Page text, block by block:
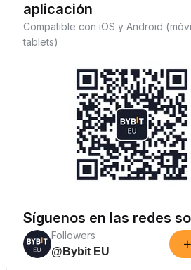
aplicación
Compatible con iOS y Android
tablets)
Síguenos en las redes
Followers
@Bybit EU
+